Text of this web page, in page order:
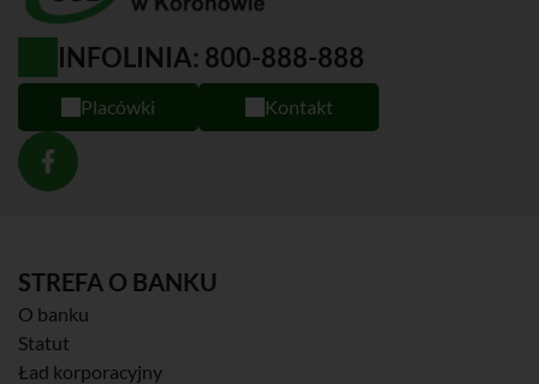
INFOLINIA: 800-888-888
Placówki Kontakt
STREFA O BANKU
O banku
Statut
Ład korporacyjny